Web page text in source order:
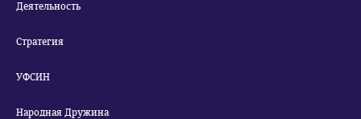
Деятельность
Стратегия
УФСИН
Народная Дружина